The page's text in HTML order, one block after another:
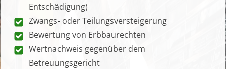
Entschädigung)
Zwangs- oder Teilungsversteigerung
Bewertung von Erbbaurechten
Wertnachweis gegenüber dem
Betreuungsgericht